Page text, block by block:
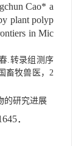
Cao* a
plant polyp
in Mic
转录组测序
畜牧兽医， 2
的研究进展
．